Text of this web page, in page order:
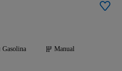
Gasolina
Manual